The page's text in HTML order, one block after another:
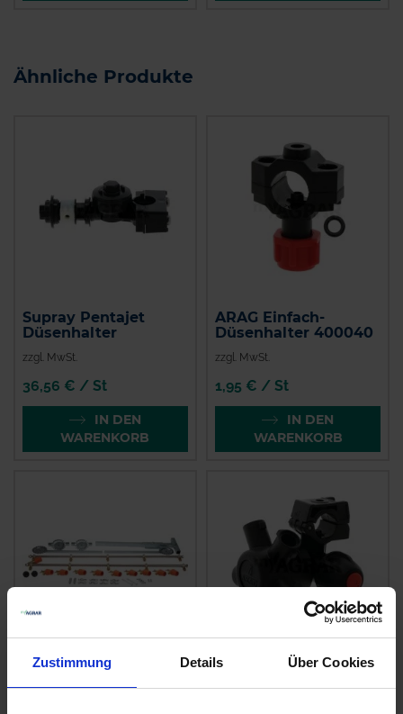
Zustimmung Details Über Cookies
Ähnliche Produkte
Supray Pentajet
Düsenhalter
zzgl. MwSt.
36,56 € / St
IN DEN
WARENKORB
ARAG Einfach-
Düsenhalter 400040
zzgl. MwSt.
1,95 € / St
IN DEN
WARENKORB
GRANIT Fünffach-
Düsenhalter